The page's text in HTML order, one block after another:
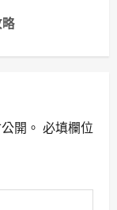
開。 必填欄位